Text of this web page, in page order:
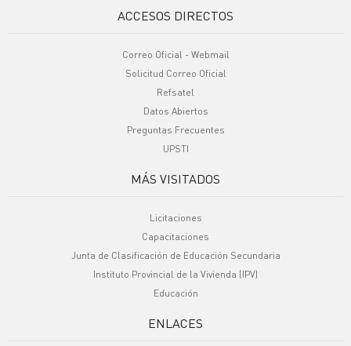
ACCESOS DIRECTOS
Correo Oficial - Webmail
Solicitud Correo Oficial
Refsatel
Datos Abiertos
Preguntas Frecuentes
UPSTI
MÁS VISITADOS
Licitaciones
Capacitaciones
Junta de Clasificación de Educación Secundaria
Instituto Provincial de la Vivienda (IPV)
Educación
ENLACES